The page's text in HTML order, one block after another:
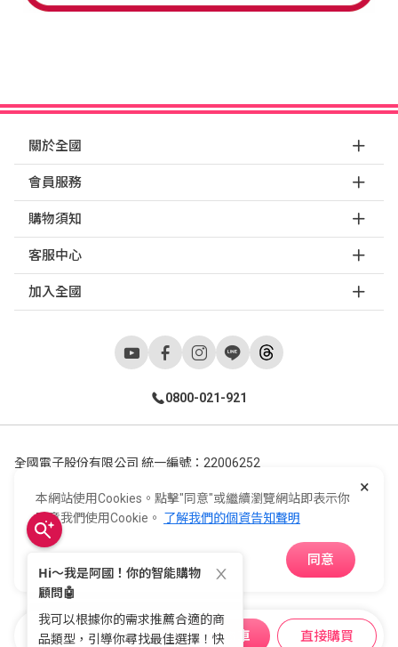
關於全國
會員服務
購物須知
客服中心
加入全國
0800-021-921
全國電子股份有限公司 統一編號：22006252
Copyright ©2026© E-Life Co., Ltd. All Rights Reserved.
加入購物車 直接購買
×
本網站使用Cookies。點擊"同意"或繼續瀏覽網站即表示你
同意我們使用Cookie。 了解我們的個資告知聲明
同意